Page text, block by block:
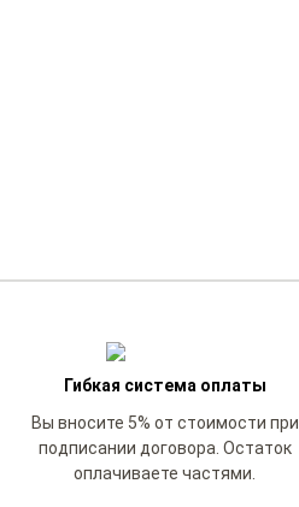
Гибкая система оплаты
Вы вносите 5% от стоимости при
подписании договора. Остаток
оплачиваете частями.